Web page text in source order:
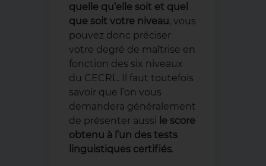
quelle qu’elle soit et quel
que soit votre niveau, vous
pouvez donc préciser
votre degré de maîtrise en
fonction des six niveaux
du CECRL. Il faut toutefois
savoir que l’on vous
demandera généralement
de présenter aussi le score
obtenu à l’un des tests
linguistiques certifiés.